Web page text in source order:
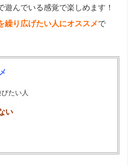
遊んでいる感覚で楽しめます！
繰り広げたい人にオススメで
たい人
い